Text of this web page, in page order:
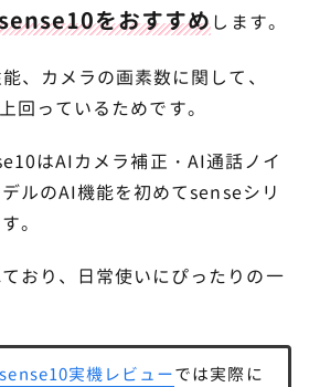
をおすすめします。
、カメラの画素数に関して、
回っているためです。
はAIカメラ補正・AI通話ノイ
ルのAI機能を初めてsenseシリ
。
おり、日常使いにぴったりの一
実機レビューでは実際に